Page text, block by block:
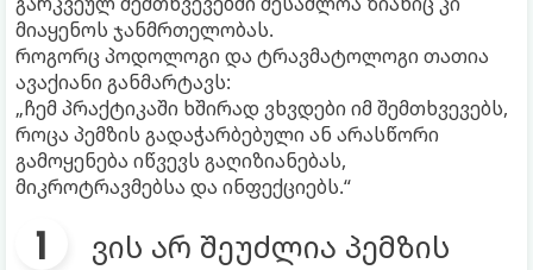
მიაყენოს ჯანმრთელობას.
როგორც პოდოლოგი და ტრავმატოლოგი თათია
ავაქიანი განმარტავს:
„ჩემ პრაქტიკაში ხშირად ვხვდები იმ შემთხვევებს,
როცა პემზის გადაჭარბებული ან არასწორი
გამოყენება იწვევს გაღიზიანებას,
მიკროტრავმებსა და ინფექციებს.“
ვის არ შეუძლია პემზის